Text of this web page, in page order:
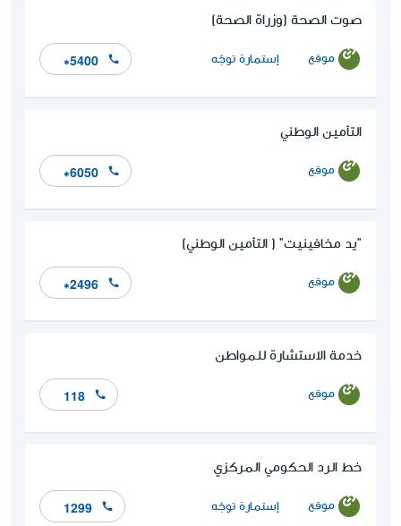
صوت الصحة (وزراة الصحة)
موقع إستمارة توجّه *5400
التأمين الوطني
موقع *6050
"يد مخافينيت" ( التأمين الوطني)
موقع *2496
خدمة الاستشارة للمواطن
موقع 118
خط الرد الحكومي المركزي
موقع إستمارة توجّه 1299